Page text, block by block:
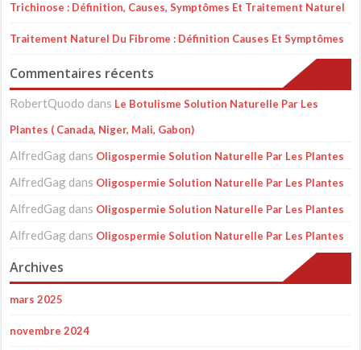
Trichinose : Définition, Causes, Symptômes Et Traitement Naturel
Traitement Naturel Du Fibrome : Définition Causes Et Symptômes
Commentaires récents
RobertQuodo dans Le Botulisme Solution Naturelle Par Les
Plantes ( Canada, Niger, Mali, Gabon)
AlfredGag dans Oligospermie Solution Naturelle Par Les Plantes
AlfredGag dans Oligospermie Solution Naturelle Par Les Plantes
AlfredGag dans Oligospermie Solution Naturelle Par Les Plantes
AlfredGag dans Oligospermie Solution Naturelle Par Les Plantes
Archives
mars 2025
novembre 2024